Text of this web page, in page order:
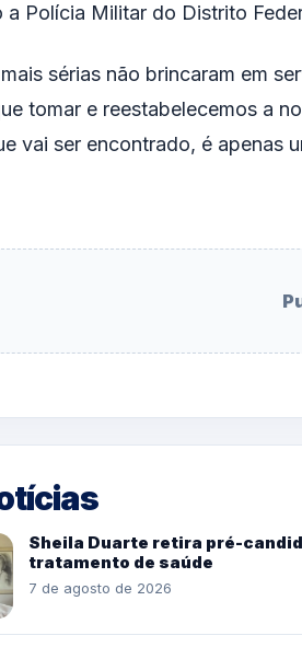
a Polícia Militar do Distrito
sérias não brincaram em
tomar e reestabelecemos a
vai ser encontrado, é apenas
Sheila Duarte retira pré-
tratamento de saúde
7 de agosto de 2026